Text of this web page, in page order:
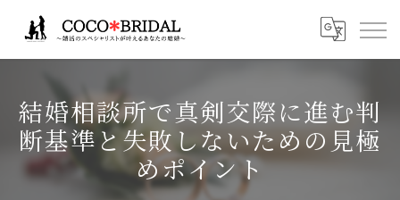
結婚相談所で真剣交際に進む判
断基準と失敗しないための見極
めポイント